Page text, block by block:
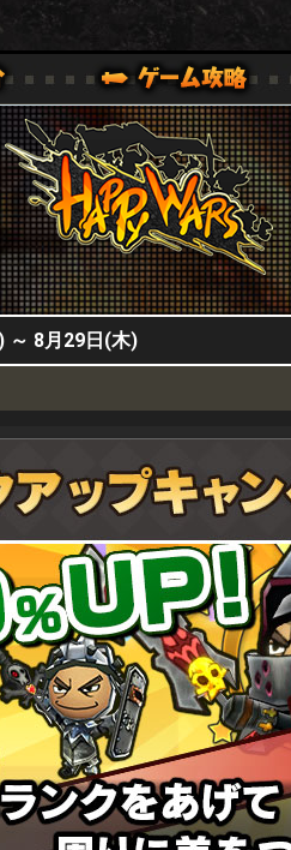
HappyWars
VER.]
公式サイト [ XBOX 360,XBOX ONE VER.]
～ 8月29日(木)